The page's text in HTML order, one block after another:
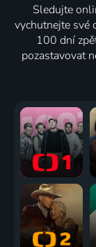
Sledujte
vychutnejte své
100 dní
pozastavovat